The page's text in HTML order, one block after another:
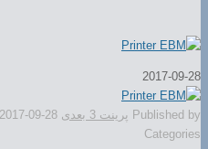
2017-09-28
Published by پرینت 3 بعدی
2017-09-28
Categories